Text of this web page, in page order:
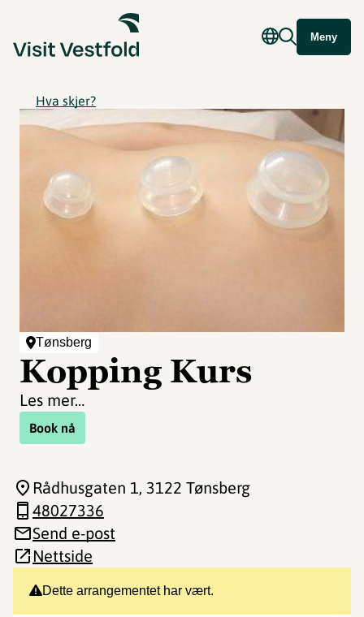
Meny
Hva skjer?
Tønsberg
Kopping Kurs
Les mer…
Book nå
Dette arrangementet har vært.
Rådhusgaten 1, 3122 Tønsberg
48027336
Send e-post
Nettside